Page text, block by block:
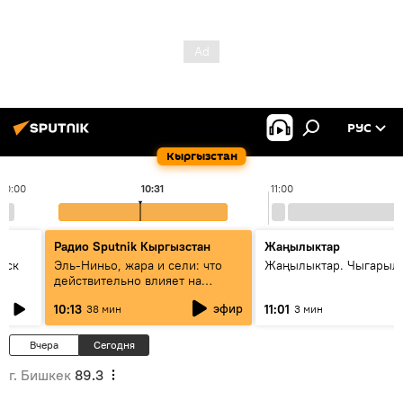
Кыргызстан
РУС
10:00 11:00
10:31
Радио Sputnik Кыргызстан
Эль-Ниньо, жара и сели: что
действительно влияет на
10:13 38 мин эфир
Жаңылыктар
Жаңылыктар.
11:01 3 мин
Вчера Сегодня
г. Бишкек 89.3